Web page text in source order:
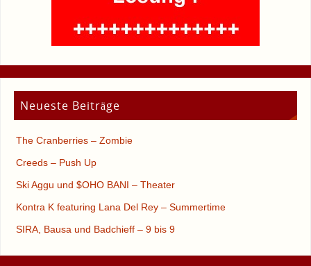
Neueste Beiträge
The Cranberries – Zombie
Creeds – Push Up
Ski Aggu und $OHO BANI – Theater
Kontra K featuring Lana Del Rey – Summertime
SIRA, Bausa und Badchieff – 9 bis 9